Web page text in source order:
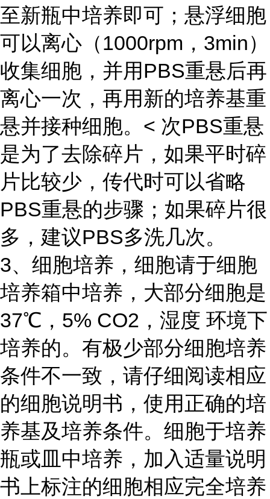
至新瓶中培养即可；悬浮细胞
可以离心（1000rpm，3min）
收集细胞，并用PBS重悬后再
离心一次，再用新的培养基重
悬并接种细胞。< 次PBS重悬
是为了去除碎片，如果平时碎
片比较少，传代时可以省略
PBS重悬的步骤；如果碎片很
多，建议PBS多洗几次。
3、细胞培养，细胞请于细胞
培养箱中培养，大部分细胞是
37℃，5% CO2，湿度 环境下
培养的。有极少部分细胞培养
条件不一致，请仔细阅读相应
的细胞说明书，使用正确的培
养基及培养条件。细胞于培养
瓶或皿中培养，加入适量说明
书上标注的细胞相应完全培养